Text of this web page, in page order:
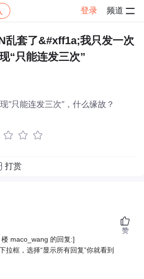
登录 频道
帖子详情
乱套了&#xff1a;我只发一次
“只能连发三次”
“只能连发三次”，什么缘故？
打赏
maco_wang 的回复:]
拉框，选择“显示所有回复”你就看到
赞